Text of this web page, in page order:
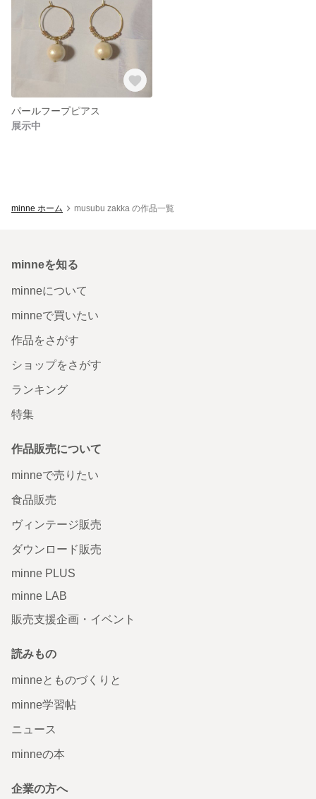
パールフープピアス
展示中
minne ホーム musubu zakka の作品一覧
minneを知る
minneについて
minneで買いたい
作品をさがす
ショップをさがす
ランキング
特集
作品販売について
minneで売りたい
食品販売
ヴィンテージ販売
ダウンロード販売
minne PLUS
minne LAB
販売支援企画・イベント
読みもの
minneとものづくりと
minne学習帖
ニュース
minneの本
企業の方へ